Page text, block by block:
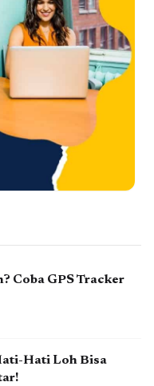
Coba GPS Tracker
Hati Loh Bisa